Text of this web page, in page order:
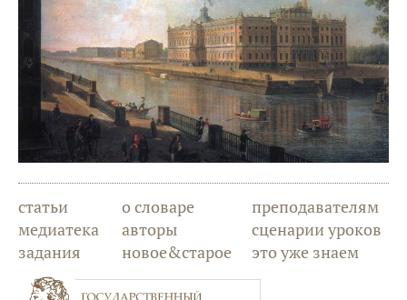
статьи
медиатека
задания
о словаре
авторы
новое&старое
преподавателям
сценарии уроков
это уже знаем